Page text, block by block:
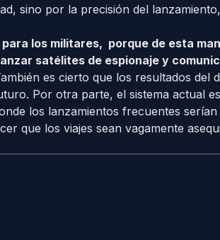
sino por la precisión del
los militares, porque de esta
satélites de espionaje y
es cierto que los resultados del
Por otra parte, el sistema actual
los lanzamientos frecuentes
que los viajes sean vagamente